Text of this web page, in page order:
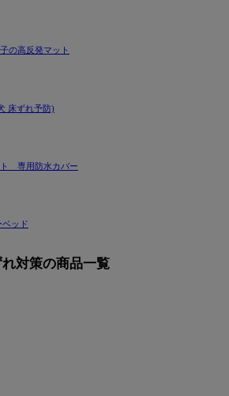
の高反発マット
床ずれ予防)
ト 専用防水カバー
ベッド
対策の商品一覧